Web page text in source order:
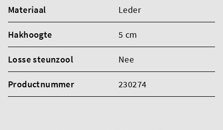
Materiaal Leder
Hakhoogte 5 cm
Losse steunzool Nee
Productnummer 230274